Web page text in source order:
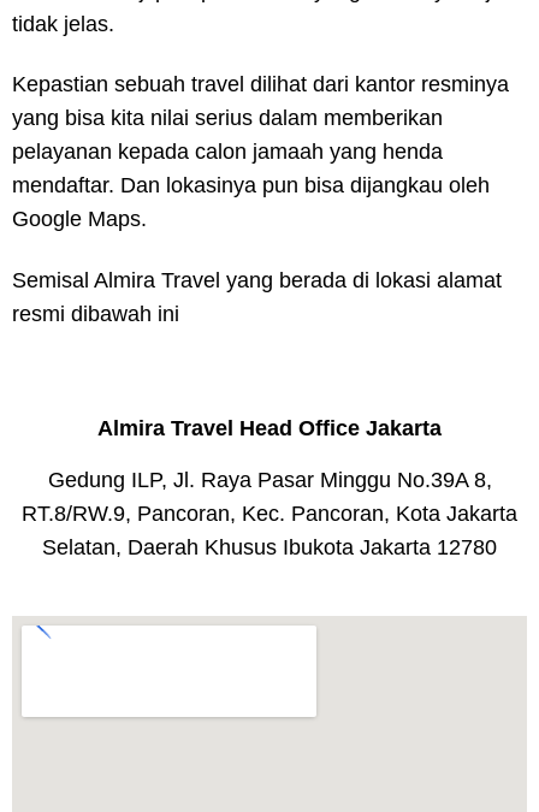
tidak jelas.
Kepastian sebuah travel dilihat dari kantor resminya
yang bisa kita nilai serius dalam memberikan
pelayanan kepada calon jamaah yang henda
mendaftar. Dan lokasinya pun bisa dijangkau oleh
Google Maps.
Semisal Almira Travel yang berada di lokasi alamat
resmi dibawah ini
Almira Travel Head Office Jakarta
Gedung ILP, Jl. Raya Pasar Minggu No.39A 8,
RT.8/RW.9, Pancoran, Kec. Pancoran, Kota Jakarta
Selatan, Daerah Khusus Ibukota Jakarta 12780